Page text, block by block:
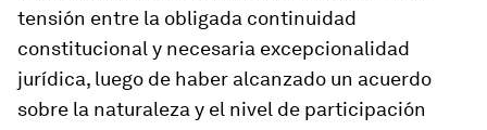
tensión entre la obligada continuidad
constitucional y necesaria excepcionalidad
jurídica, luego de haber alcanzado un acuerdo
sobre la naturaleza y el nivel de participación